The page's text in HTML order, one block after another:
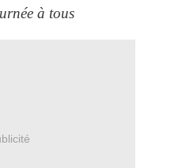
à tous